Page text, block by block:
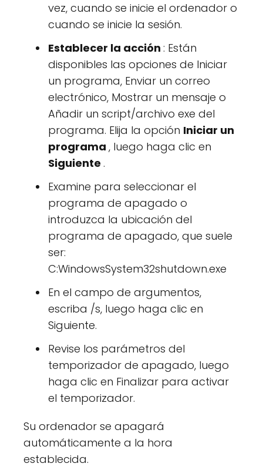
vez, cuando se inicie el ordenador o
cuando se inicie la sesión.
Establecer la acción : Están
disponibles las opciones de Iniciar
un programa, Enviar un correo
electrónico, Mostrar un mensaje o
Añadir un script/archivo exe del
programa. Elija la opción Iniciar un
programa , luego haga clic en
Siguiente .
Examine para seleccionar el
programa de apagado o
introduzca la ubicación del
programa de apagado, que suele
ser:
C:WindowsSystem32shutdown.exe
En el campo de argumentos,
escriba /s, luego haga clic en
Siguiente.
Revise los parámetros del
temporizador de apagado, luego
haga clic en Finalizar para activar
el temporizador.
Su ordenador se apagará
automáticamente a la hora
establecida.